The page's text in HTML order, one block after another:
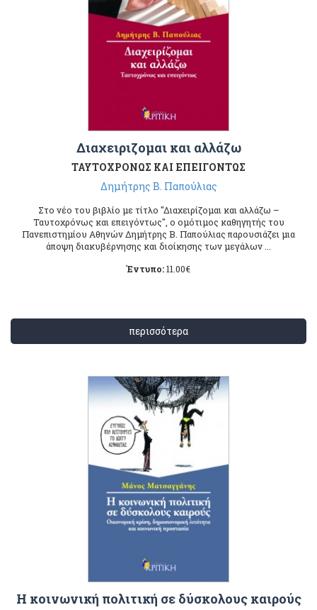
Διαχειριζομαι και αλλάζω
ΤΑΥΤΟΧΡΟΝΩΣ ΚΑΙ ΕΠΕΙΓΟΝΤΩΣ
Δημήτρης Β. Παπούλιας
Στο νέο του βιβλίο με τίτλο "Διαχειρίζομαι και αλλάζω –
Ταυτοχρόνως και επειγόντως", ο ομότιμος καθηγητής του
Πανεπιστημίου Αθηνών Δημήτρης Β. Παπούλιας παρουσιάζει μια
άποψη διακυβέρνησης και διοίκησης των μεγάλων ...
Έντυπο:11.00€
περισσότερα
Η κοινωνική πολιτική σε δύσκολους καιρούς